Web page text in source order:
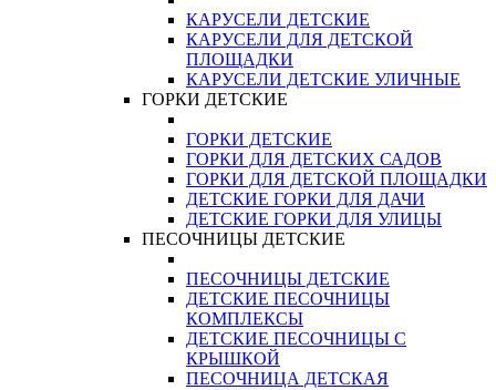
КАРУСЕЛИ ДЕТСКИЕ
КАРУСЕЛИ ДЛЯ ДЕТСКОЙ
ПЛОЩАДКИ
КАРУСЕЛИ ДЕТСКИЕ УЛИЧНЫЕ
ГОРКИ ДЕТСКИЕ
ГОРКИ ДЕТСКИЕ
ГОРКИ ДЛЯ ДЕТСКИХ САДОВ
ГОРКИ ДЛЯ ДЕТСКОЙ ПЛОЩАДКИ
ДЕТСКИЕ ГОРКИ ДЛЯ ДАЧИ
ДЕТСКИЕ ГОРКИ ДЛЯ УЛИЦЫ
ПЕСОЧНИЦЫ ДЕТСКИЕ
ПЕСОЧНИЦЫ ДЕТСКИЕ
ДЕТСКИЕ ПЕСОЧНИЦЫ
КОМПЛЕКСЫ
ДЕТСКИЕ ПЕСОЧНИЦЫ С
КРЫШКОЙ
ПЕСОЧНИЦА ДЕТСКАЯ